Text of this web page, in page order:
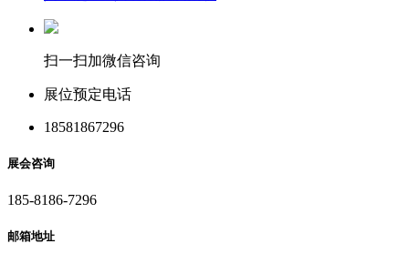
扫一扫加微信咨询
展位预定电话
18581867296
展会咨询
185-8186-7296
邮箱地址